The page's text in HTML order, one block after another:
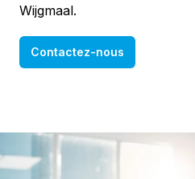
Wijgmaal.
Contactez-nous